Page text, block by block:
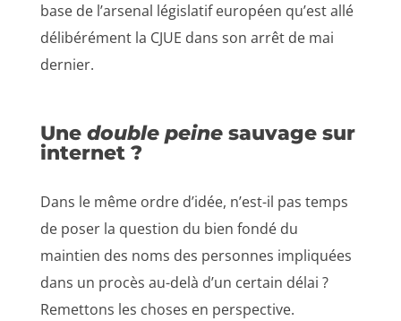
base de l’arsenal législatif européen qu’est allé
délibérément la CJUE dans son arrêt de mai
dernier.
Une double peinesauvage sur
internet ?
Dans le même ordre d’idée, n’est-il pas temps
de poser la question du bien fondé du
maintien des noms des personnes impliquées
dans un procès au-delà d’un certain délai ?
Remettons les choses en perspective.